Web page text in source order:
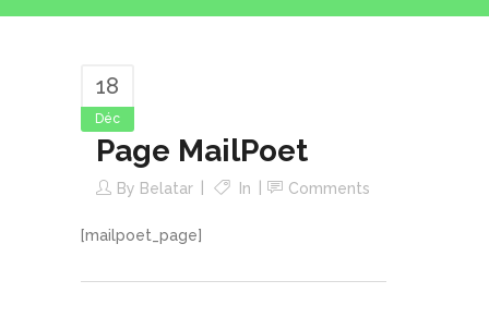
18
Déc
Page MailPoet
By Belatar In Comments
[mailpoet_page]